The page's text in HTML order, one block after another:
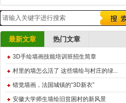
最新文章 热门文章
3D手绘墙画技能培训班招生简章
村里的墙怎么活了 这些墙绘与村庄的绿...
错觉墙画，法国城镇的“3D新衣”
安徽大学师生墙绘旧贫困村的新风景